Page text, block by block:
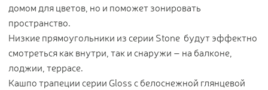
домом для цветов, но и поможет зонировать
пространство.
Низкие прямоугольники из серии Stone будут эффектно
смотреться как внутри, так и снаружи – на балконе,
лоджии, террасе.
Кашпо трапеции серии Gloss с белоснежной глянцевой